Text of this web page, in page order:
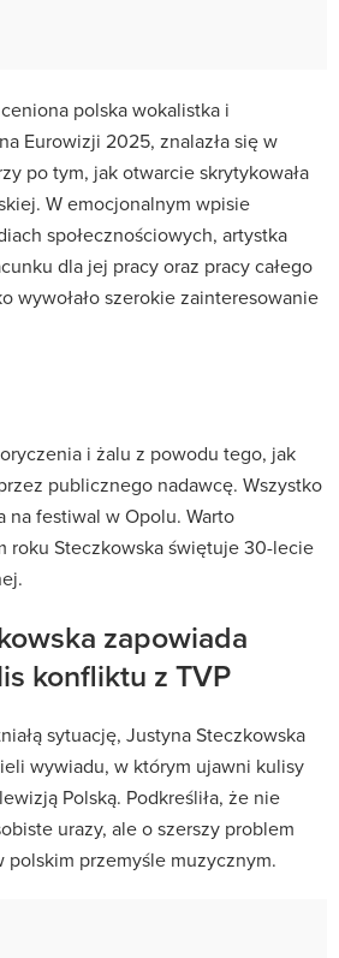
polska wokalistka i
Eurowizji 2025, znalazła się w
po tym, jak otwarcie skrytykowała
W emocjonalnym wpisie
społecznościowych, artystka
dla jej pracy oraz pracy całego
wywołało szerokie zainteresowanie
i żalu z powodu tego, jak
publicznego nadawcę. Wszystko
na festiwal w Opolu. Warto
roku Steczkowska świętuje 30-lecie
zapowiada
konfliktu z TVP
sytuację, Justyna Steczkowska
wywiadu, w którym ujawni kulisy
Polską. Podkreśliła, że nie
urazy, ale o szerszy problem
polskim przemyśle muzycznym.